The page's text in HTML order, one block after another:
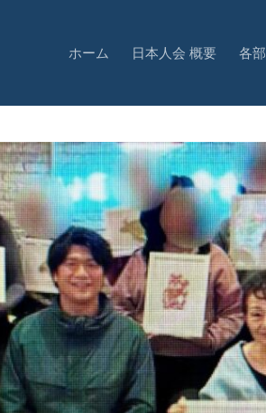
ホーム 日本人会 概要 各